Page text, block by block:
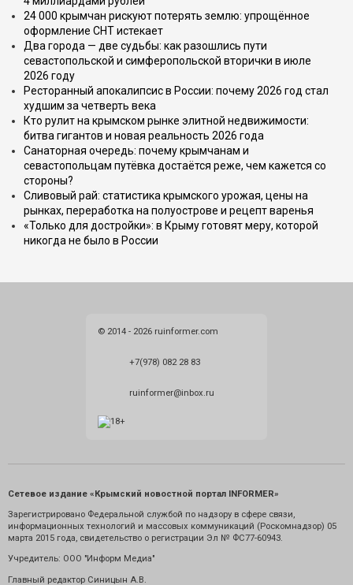
24 000 крымчан рискуют потерять землю: упрощённое
оформление СНТ истекает
Два города — две судьбы: как разошлись пути
севастопольской и симферопольской вторички в июле
2026 году
Ресторанный апокалипсис в России: почему 2026 год стал
худшим за четверть века
Кто рулит на крымском рынке элитной недвижимости:
битва гигантов и новая реальность 2026 года
Санаторная очередь: почему крымчанам и
севастопольцам путёвка достаётся реже, чем кажется со
стороны?
Сливовый рай: статистика крымского урожая, цены на
рынках, переработка на полуострове и рецепт варенья
«Только для достройки»: в Крыму готовят меру, которой
никогда не было в России
© 2014 - 2026 ruinformer.com
+7(978) 082 28 83
ruinformer@inbox.ru
Сетевое издание «Крымский новостной портал INFORMER»
Зарегистрировано Федеральной службой по надзору в сфере связи,
информационных технологий и массовых коммуникаций (Роскомнадзор) 05
марта 2015 года, свидетельство о регистрации Эл № ФС77-60943.
Учредитель: ООО "Информ Медиа"
Главный редактор Синицын А.В.